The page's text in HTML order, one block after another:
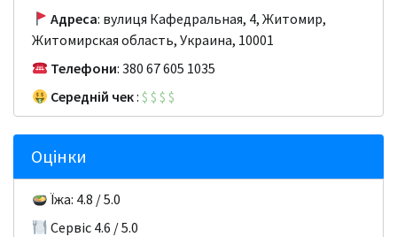
Адреса: вулиця Кафедральная, 4, Житомир,
Житомирская область, Украина, 10001
Телефони: 380 67 605 1035
Середній чек:$ $ $ $
Оцінки
Їжа: 4.8 / 5.0
Сервіс 4.6 / 5.0